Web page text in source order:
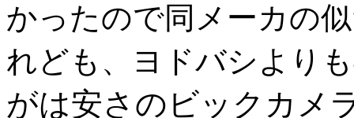
かったので同メーカの
れども、ヨドバシより
がは安さのビックカメ